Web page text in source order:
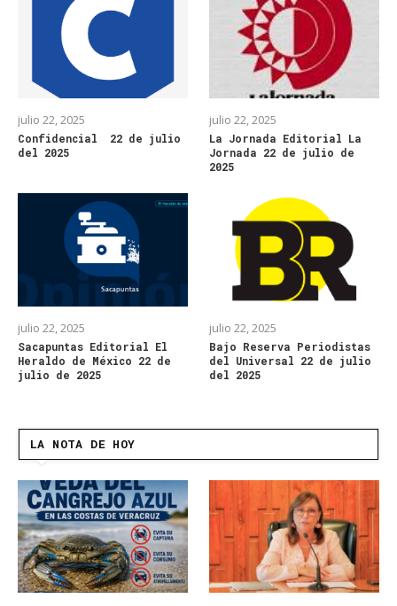
julio 22, 2025
Confidencial 22 de julio
del 2025
julio 22, 2025
La Jornada Editorial La
Jornada 22 de julio de
2025
julio 22, 2025
Sacapuntas Editorial El
Heraldo de México 22 de
julio de 2025
julio 22, 2025
Bajo Reserva Periodistas
del Universal 22 de julio
del 2025
LA NOTA DE HOY